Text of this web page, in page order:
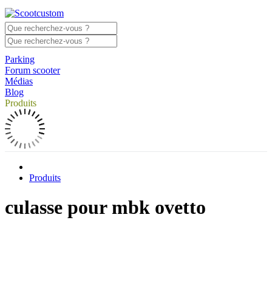
Parking
Forum scooter
Médias
Blog
Produits
Produits
culasse pour mbk ovetto